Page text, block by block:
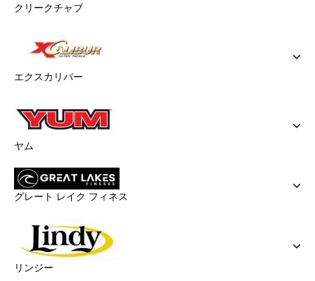
クリークチャブ
エクスカリバー
ヤム
グレート レイク フィネス
リンジー